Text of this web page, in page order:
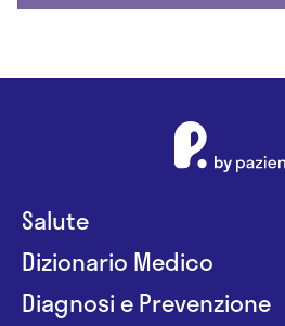
Salute
Dizionario Medico
Diagnosi e Prevenzione